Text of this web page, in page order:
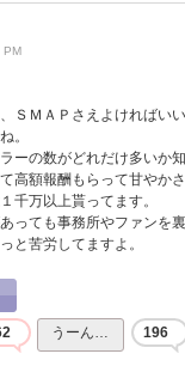
PM
ＳＭＡＰさえよければい
。
ーの数がどれだけ多いか
高額報酬もらって甘やかさ
千万以上貰ってます。
っても事務所やファンを
と苦労してますよ。
うーん… 196